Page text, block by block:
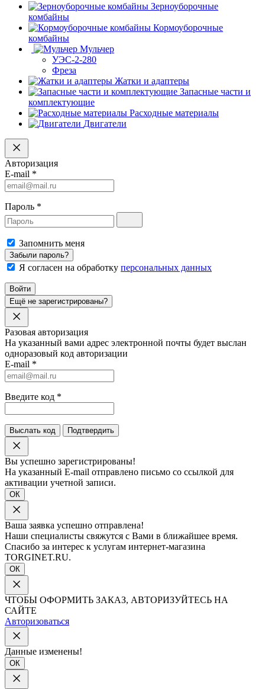
Зерноуборочные
комбайны
Кормоуборочные
комбайны
Мульчер
УЭС-2-280
Фреза
Жатки и адаптеры
Запасные части и
комплектующие
Расходные материалы
Двигатели
Авторизация
E-mail *
Пароль *
Запомнить меня
Забыли пароль?
Я согласен на обработку персональных данных
Войти
Ещё не зарегистрированы?
Разовая авторизация
На указанный вами адрес электронной почты будет выслан
одноразовый код авторизации
E-mail *
Введите код *
Выслать код Подтвердить
Вы успешно зарегистрированы!
На указанный E-mail отправлено письмо со ссылкой для
активации учетной записи.
ОК
Ваша заявка успешно отправлена!
Наши специалисты свяжутся с Вами в ближайшее время.
Спасибо за интерес к услугам интернет-магазина
TORGINET.RU.
ОК
ЧТОБЫ ОФОРМИТЬ ЗАКАЗ, АВТОРИЗУЙТЕСЬ НА
САЙТЕ
Авторизоваться
Данные изменены!
ОК